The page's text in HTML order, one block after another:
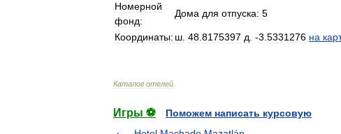
Номерной
фонд:
Дома для отпуска: 5
Координаты: ш 48 8175397 д . -3 5331276 на
Каталог отелей
Игры ⚽
Поможем написать курсовую